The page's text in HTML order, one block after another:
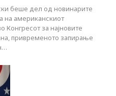
беше дел од новинарите
на американскиот
Конгресот за најновите
привременото запирање